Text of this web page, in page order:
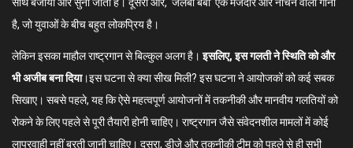
साथ बजाया और सुना जाता है। दूसरी ओर, ‘जलेबी बेबी’ एक मजेदार और नाचने वाला गाना
है, जो युवाओं के बीच बहुत लोकप्रिय है।
लेकिन इसका माहौल राष्ट्रगान से बिल्कुल अलग है। इसलिए, इस गलती ने स्थिति को और
भी अजीब बना दिया।इस घटना से क्या सीख मिली? इस घटना ने आयोजकों को कई सबक
सिखाए। सबसे पहले, यह कि ऐसे महत्वपूर्ण आयोजनों में तकनीकी और मानवीय गलतियों को
रोकने के लिए पहले से पूरी तैयारी होनी चाहिए। राष्ट्रगान जैसे संवेदनशील मामलों में कोई
लापरवाही नहीं बरती जानी चाहिए। दूसरा, डीजे और तकनीकी टीम को पहले से ही सभी